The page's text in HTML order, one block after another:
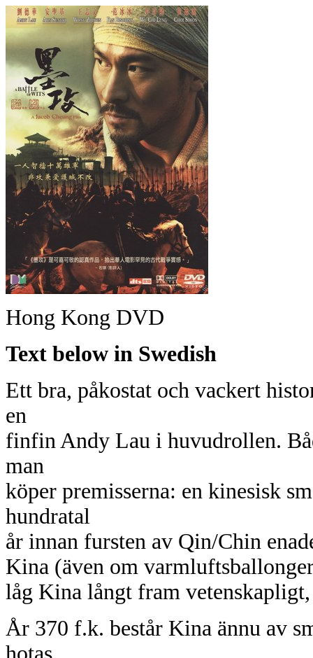
Hong Kong DVD
Text below in Swedish
Ett bra, påkostat och vackert
en
finfin Andy Lau i huvudrollen.
man
köper premisserna: en kinesisk
hundratal
år innan fursten av Qin/Chin
Kina (även om
låg Kina långt fram
År 370 f.k. består Kina ännu av